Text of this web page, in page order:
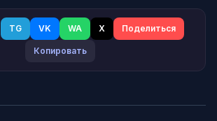
TG VK WA X Поделиться
Копировать